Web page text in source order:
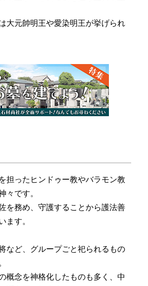
大元帥明王や愛染明王が挙げられ
担ったヒンドゥー教やバラモン教
々です。
を務め、守護することから護法善
ます。
など、グループごと祀られるもの
概念を神格化したものも多く、中